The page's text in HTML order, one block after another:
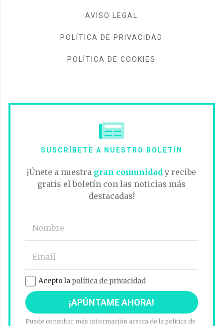
AVISO LEGAL
POLÍTICA DE PRIVACIDAD
POLÍTICA DE COOKIES
SUSCRÍBETE A NUESTRO BOLETÍN
¡Únete a nuestra gran comunidady recibe
gratis el boletín con las noticias más
destacadas!
Acepto la política de privacidad
Puede consultar más información acerca de la política de